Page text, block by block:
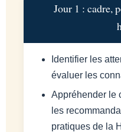
Jour 1 : cadre,
Identifier les
évaluer les
Appréhender le
les
pratiques de la